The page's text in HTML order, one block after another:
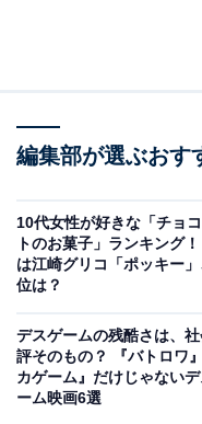
2024年4月に上映され
EPISODE 凪-』の公開
漫画『ブルーロック
ら描かれています。
るヒットとなりました
編集部が選ぶおす
10代女性が好きな「チョ
トのお菓子」ランキング
は江崎グリコ「ポッキー
位は？
デスゲームの残酷さは、
評そのもの？ 『バトロワ
カゲーム』だけじゃない
ーム映画6選